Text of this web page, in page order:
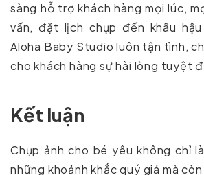
sàng hỗ trợ khách hàng mọi lúc,
vấn, đặt lịch chụp đến khâu
Aloha Baby Studio luôn tận tình,
cho khách hàng sự hài lòng tuyệt
Kết luận
Chụp ảnh cho bé yêu không chỉ
những khoảnh khắc quý giá mà